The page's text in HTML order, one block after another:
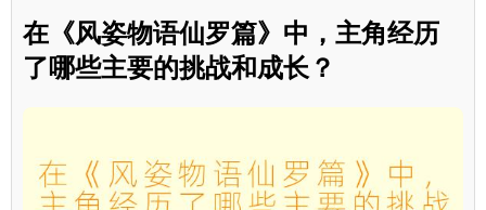
在《风姿物语仙罗篇》中，主角经历
了哪些主要的挑战和成长？